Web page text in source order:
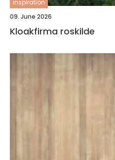
inspiration
09. June 2026
Kloakfirma roskilde